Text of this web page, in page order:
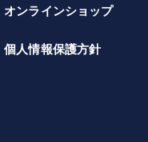
オンラインショップ
個人情報保護方針